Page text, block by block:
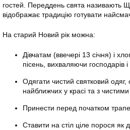
гостей. Переддень свята називають
відображає традицію готувати
На старий Новий рік можна:
Дівчатам (ввечері 13 січня) і
пісень, вихваляючи господарів
Одягати чистий святковий одяг,
найближчих у красі та з
Принести перед початком
Ставити на стіл ціле порося